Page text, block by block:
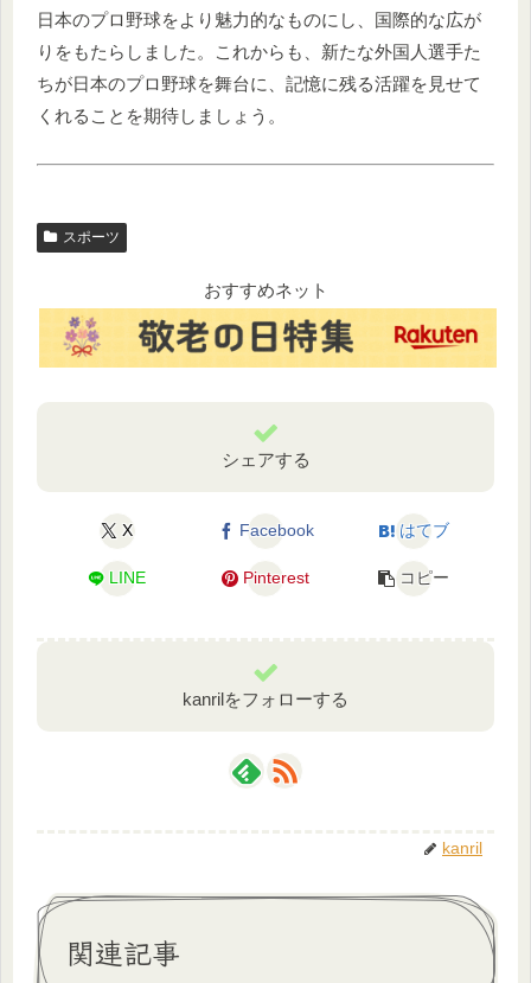
日本のプロ野球をより魅力的なものにし、国際的な広が
りをもたらしました。これからも、新たな外国人選手た
ちが日本のプロ野球を舞台に、記憶に残る活躍を見せて
くれることを期待しましょう。
スポーツ
おすすめネット
シェアする
X Facebook はてブ
LINE Pinterest コピー
kanrilをフォローする
kanril
関連記事